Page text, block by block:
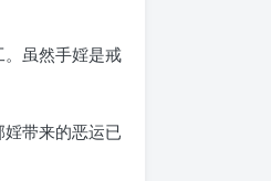
虽然手婬是戒
带来的恶运已